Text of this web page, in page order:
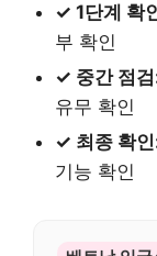
✓ 1단계 확
부 확인
✓ 중간 점
유무 확인
✓ 최종 확
기능 확인